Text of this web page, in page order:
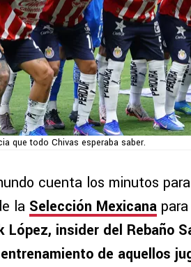
que todo Chivas esperaba saber.
cuenta los minutos
la Selección Mexicana
López, insider del Rebaño
de aquellos